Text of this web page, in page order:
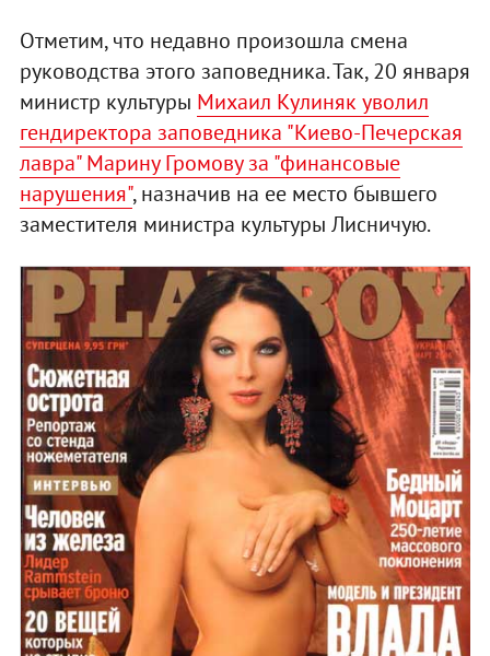
Отметим, что недавно произошла смена
руководства этого заповедника. Так, 20 января
министр культуры Михаил Кулиняк уволил
гендиректора заповедника "Киево-Печерская
лавра" Марину Громову за "финансовые
нарушения", назначив на ее место бывшего
заместителя министра культуры Лисничую.